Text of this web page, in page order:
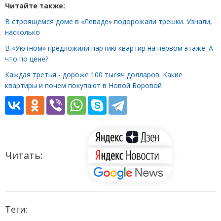
Читайте также:
В строящемся доме в «Леваде» подорожали трешки. Узнали,
насколько
В «Уютном» предложили партию квартир на первом этаже. А
что по цене?
Каждая третья - дороже 100 тысяч долларов. Какие
квартиры и почем покупают в Новой Боровой
Читать:
Теги: